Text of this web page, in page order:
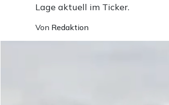
Lage aktuell im Ticker.
Von Redaktion